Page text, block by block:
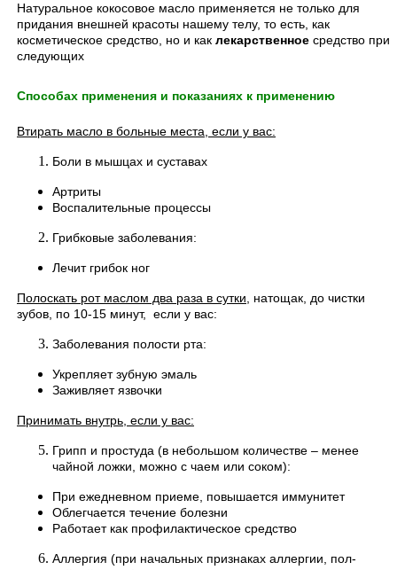
Натуральное кокосовое масло применяется не только для
придания внешней красоты нашему телу, то есть, как
косметическое средство, но и как лекарственное средство при
следующих
Способах применения и показаниях к применению
Втирать масло в больные места, если у вас:
Боли в мышцах и суставах
Артриты
Воспалительные процессы
Грибковые заболевания:
Лечит грибок ног
Полоскать рот маслом два раза в сутки , натощак, до чистки
зубов, по 10-15 минут, если у вас:
Заболевания полости рта:
Укрепляет зубную эмаль
Заживляет язвочки
Принимать внутрь, если у вас:
Грипп и простуда (в небольшом количестве – менее
чайной ложки, можно с чаем или соком):
При ежедневном приеме, повышается иммунитет
Облегчается течение болезни
Работает как профилактическое средство
Аллергия (при начальных признаках аллергии, пол-